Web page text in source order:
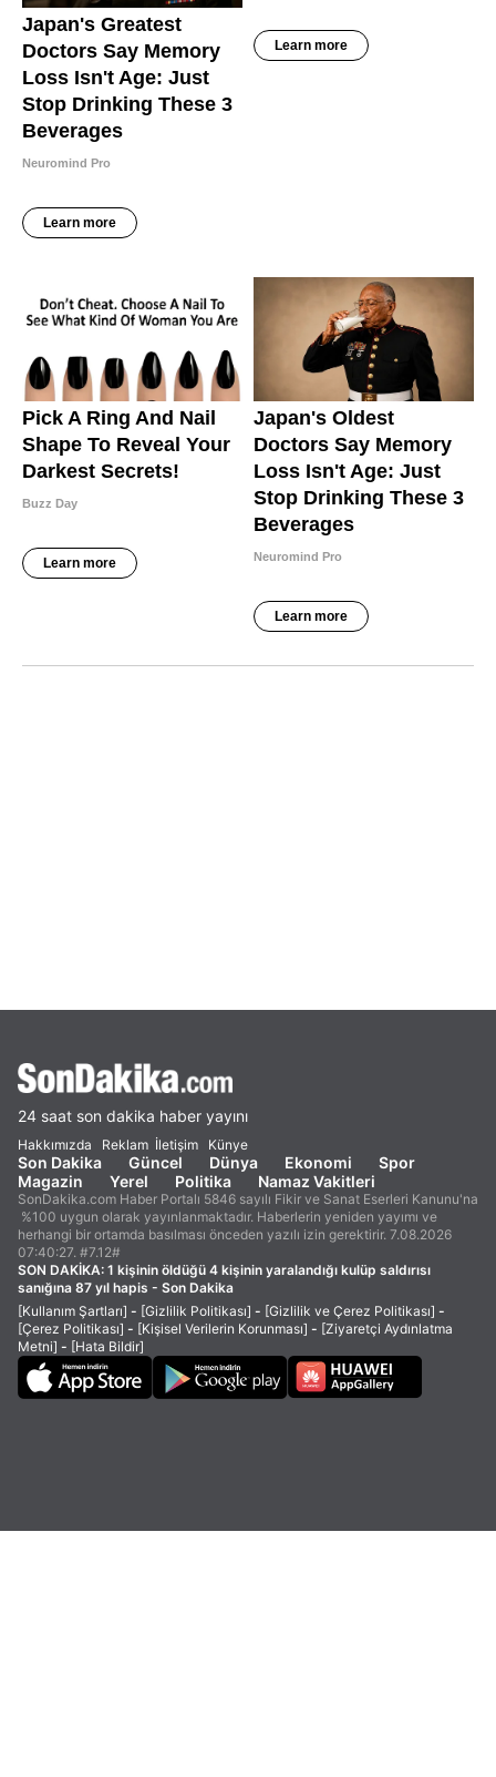
24 saat son dakika haber yayını
Hakkımızda Reklam İletişim Künye
Son Dakika Güncel Dünya Ekonomi
Spor
Magazin
Yerel Politika Namaz Vakitleri
SonDakika.com Haber Portalı 5846 sayılı Fikir ve Sanat Eserleri Kanunu'na
%100 uygun olarak yayınlanmaktadır. Haberlerin yeniden yayımı ve
herhangi bir ortamda basılması önceden yazılı izin gerektirir. 7.08.2026
07:40:27. #7.12#
SON DAKİKA: 1 kişinin öldüğü 4 kişinin yaralandığı kulüp saldırısı
sanığına 87 yıl hapis - Son Dakika
[Kullanım Şartları] - [Gizlilik Politikası] - [Gizlilik ve Çerez Politikası] -
[Çerez Politikası] - [Kişisel Verilerin Korunması] - [Ziyaretçi Aydınlatma
Metni] - [Hata Bildir]